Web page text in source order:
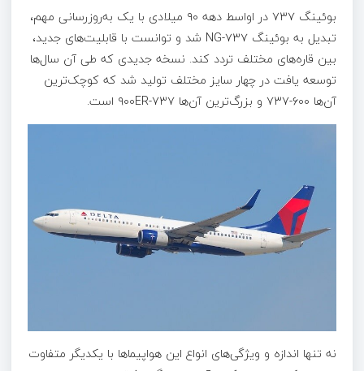
بوئینگ ۷۳۷ در اواسط دهه ۹۰ میلادی با یک به‌روزرسانی مهم،
تبدیل به بوئینگ ۷۳۷-NG شد و توانست با قابلیت‌های جدید،
بین قاره‌های مختلف تردد کند. نسخه جدیدی که طی آن سال‌ها
توسعه یافت در چهار سایز مختلف تولید شد که کوچک‌ترین
آن‌ها ۶۰۰-۷۳۷ و بزرگ‌ترین آن‌ها ۷۳۷-۹۰۰ER است.
نه تنها اندازه و ویژگی‌های انواع این هواپیماها با یکدیگر متفاوت